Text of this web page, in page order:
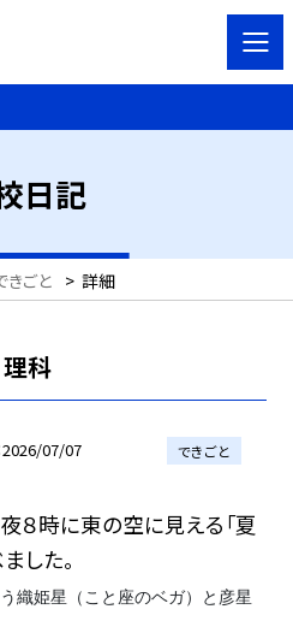
日記
きごと > 詳細
理科
2026/07/07 できごと
８時に東の空に見える「夏
した。
織姫星（こと座のベガ）と彦星